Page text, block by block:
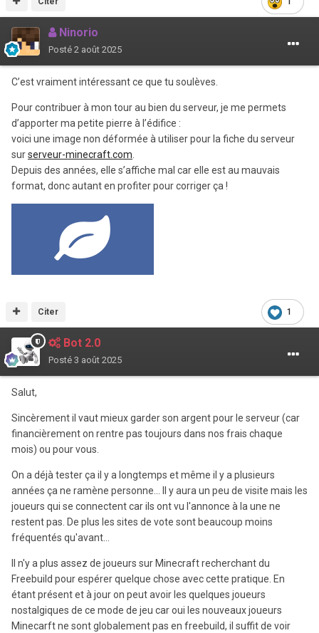
Ninorio
Posté 2 août 2025
C’est vraiment intéressant ce que tu soulèves.
Pour contribuer à mon tour au bien du serveur, je me permets
d’apporter ma petite pierre à l’édifice :
voici une image non déformée à utiliser pour la fiche du serveur
surserveur-minecraft.com.
Depuis des années, elle s’affiche mal car elle est au mauvais
format, donc autant en profiter pour corriger ça !
1
Citer
Bot 2.0
Posté 3 août 2025
Salut,
Sincèrement il vaut mieux garder son argent pour le serveur (car
financièrement on rentre pas toujours dans nos frais chaque
mois) ou pour vous.
On a déjà tester ça il y a longtemps et même il y a plusieurs
années ça ne ramène personne... Il y aura un peu de visite mais les
joueurs qui se connectent car ils ont vu l'annonce à la une ne
restent pas. De plus les sites de vote sont beaucoup moins
fréquentés qu'avant...
Il n'y a plus assez de joueurs sur Minecraft recherchant du
Freebuild pour espérer quelque chose avec cette pratique. En
étant présent et à jour on peut avoir les quelques joueurs
nostalgiques de ce mode de jeu car oui les nouveaux joueurs
Minecarft ne sont globalement pas en freebuild, il suffit de voir